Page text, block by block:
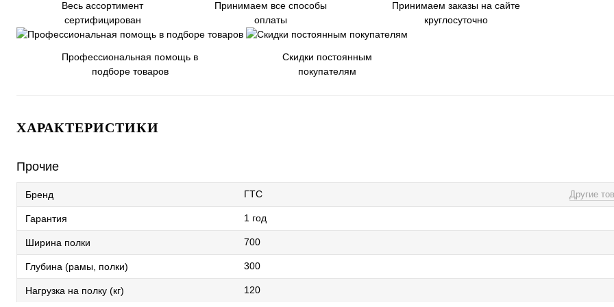
Весь ассортимент
сертифицирован
Принимаем все способы
оплаты
Принимаем заказы на сайте
круглосуточно
Профессиональная помощь в
подборе товаров
Скидки постоянным
покупателям
ХАРАКТЕРИСТИКИ
Прочие
Бренд ГТС Другие
Гарантия 1 год
Ширина полки 700
Глубина (рамы, полки) 300
Нагрузка на полку (кг) 120